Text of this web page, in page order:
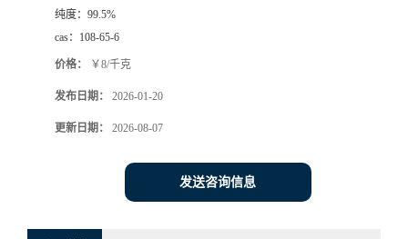
纯度： 99.5%
cas： 108-65-6
价格： ￥8/千克
发布日期： 2026-01-20
更新日期： 2026-08-07
发送咨询信息